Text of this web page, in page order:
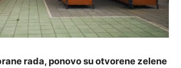
rada, ponovo su otvorene zelene